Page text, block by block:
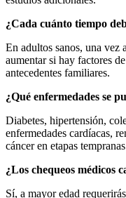
¿Cada cuánto tiempo
En adultos sanos, una vez
aumentar si hay factores
antecedentes familiares.
¿Qué enfermedades se
Diabetes, hipertensión,
enfermedades cardíacas,
cáncer en etapas
¿Los chequeos médicos
Sí, a mayor edad